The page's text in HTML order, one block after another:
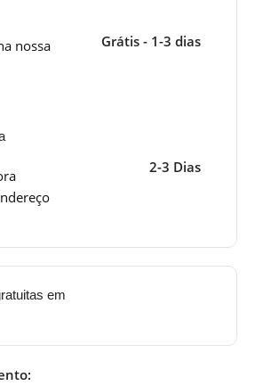
nossa
Grátis - 1-3 dias
2-3 Dias
em